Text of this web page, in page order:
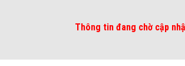
Thông tin đang chờ cập